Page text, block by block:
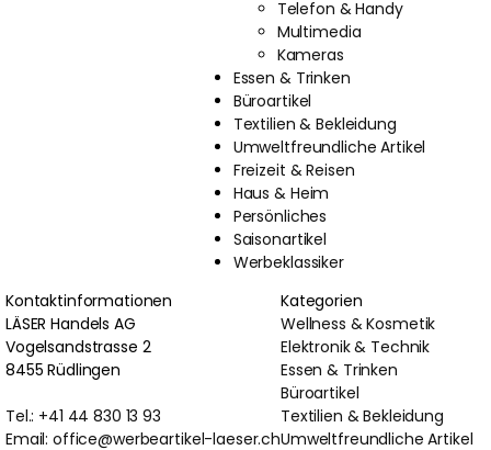
Telefon & Handy
Multimedia
Kameras
Essen & Trinken
Büroartikel
Textilien & Bekleidung
Umweltfreundliche Artikel
Freizeit & Reisen
Haus & Heim
Persönliches
Saisonartikel
Werbeklassiker
Kontaktinformationen
LÄSER Handels AG
Vogelsandstrasse 2
8455 Rüdlingen
Tel.: +41 44 830 13 93
Email: office@werbeartikel-laeser.ch
Kategorien
Wellness & Kosmetik
Elektronik & Technik
Essen & Trinken
Büroartikel
Textilien & Bekleidung
Umweltfreundliche Artikel